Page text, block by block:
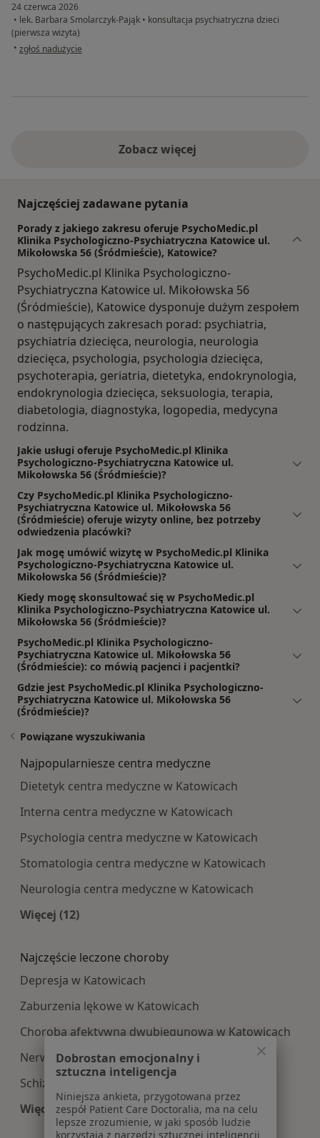
24 czerwca 2026
• lek. Barbara Smolarczyk-Pająk • konsultacja psychiatryczna dzieci
(pierwsza wizyta)
• w opinii użytkownika Iwona
zgłoś nadużycie
Zobacz więcej
Najczęściej zadawane pytania
Porady z jakiego zakresu oferuje PsychoMedic.pl
Klinika Psychologiczno-Psychiatryczna Katowice ul.
Mikołowska 56 (Śródmieście), Katowice?
PsychoMedic.pl Klinika Psychologiczno-
Psychiatryczna Katowice ul. Mikołowska 56
(Śródmieście), Katowice dysponuje dużym zespołem
o następujących zakresach porad: psychiatria,
psychiatria dziecięca, neurologia, neurologia
dziecięca, psychologia, psychologia dziecięca,
psychoterapia, geriatria, dietetyka, endokrynologia,
endokrynologia dziecięca, seksuologia, terapia,
diabetologia, diagnostyka, logopedia, medycyna
rodzinna.
Jakie usługi oferuje PsychoMedic.pl Klinika
Psychologiczno-Psychiatryczna Katowice ul.
Mikołowska 56 (Śródmieście)?
Czy PsychoMedic.pl Klinika Psychologiczno-
Psychiatryczna Katowice ul. Mikołowska 56
(Śródmieście) oferuje wizyty online, bez potrzeby
odwiedzenia placówki?
Jak mogę umówić wizytę w PsychoMedic.pl Klinika
Psychologiczno-Psychiatryczna Katowice ul.
Mikołowska 56 (Śródmieście)?
Kiedy mogę skonsultować się w PsychoMedic.pl
Klinika Psychologiczno-Psychiatryczna Katowice ul.
Mikołowska 56 (Śródmieście)?
PsychoMedic.pl Klinika Psychologiczno-
Psychiatryczna Katowice ul. Mikołowska 56
(Śródmieście): co mówią pacjenci i pacjentki?
Gdzie jest PsychoMedic.pl Klinika Psychologiczno-
Psychiatryczna Katowice ul. Mikołowska 56
(Śródmieście)?
Powiązane wyszukiwania
Najpopularniesze centra medyczne
Dietetyk centra medyczne w Katowicach
Interna centra medyczne w Katowicach
Psychologia centra medyczne w Katowicach
Stomatologia centra medyczne w Katowicach
Neurologia centra medyczne w Katowicach
Więcej (12)
Najczęście leczone choroby
Depresja w Katowicach
Zaburzenia lękowe w Katowicach
Choroba afektywna dwubiegunowa w Katowicach
Nerwica w Katowicach
Schizofrenia w Katowicach
Więcej (15)
Więcej w kategorii: Najczęście leczone choroby
Dobrostan emocjonalny i
sztuczna inteligencja
Niniejsza ankieta, przygotowana przez
zespół Patient Care Doctoralia, ma na celu
lepsze zrozumienie, w jaki sposób ludzie
korzystają z narzędzi sztucznej inteligencji